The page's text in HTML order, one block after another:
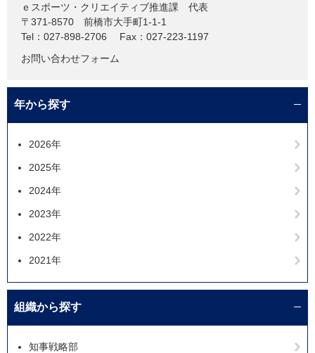
ｅスポーツ・クリエイティブ推進課
代表
〒371-8570
前橋市大手町1-1-1
Tel：027-898-2706
Fax：027-223-1197
お問い合わせフォーム
年から探す
2026年
2025年
2024年
2023年
2022年
2021年
組織から探す
知事戦略部